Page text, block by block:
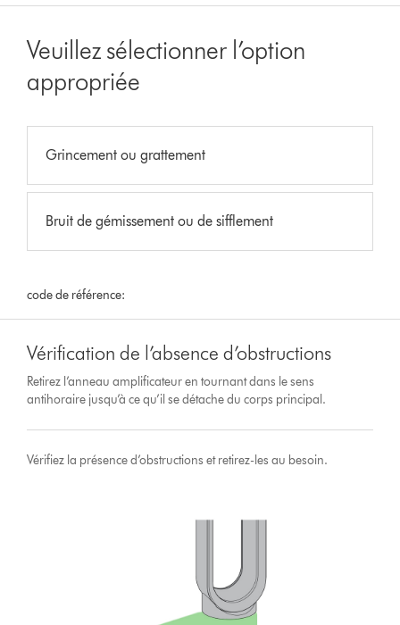
Veuillez sélectionner l’option
appropriée
Grincement ou grattement
Bruit de gémissement ou de sifflement
code de référence:
Vérification de l’absence d’obstructions
Retirez l’anneau amplificateur en tournant dans le sens
antihoraire jusqu’à ce qu’il se détache du corps principal.
Vérifiez la présence d’obstructions et retirez-les au besoin.